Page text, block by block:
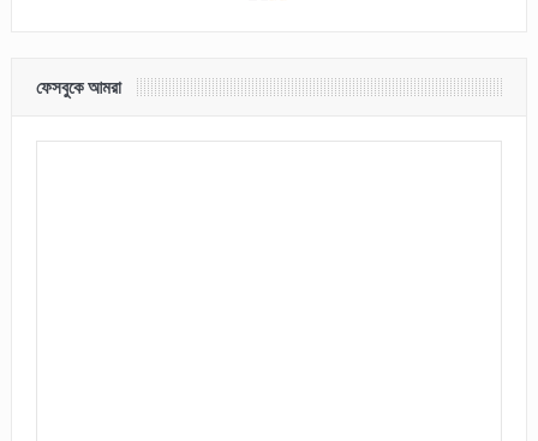
ফেসবুকে আমরা